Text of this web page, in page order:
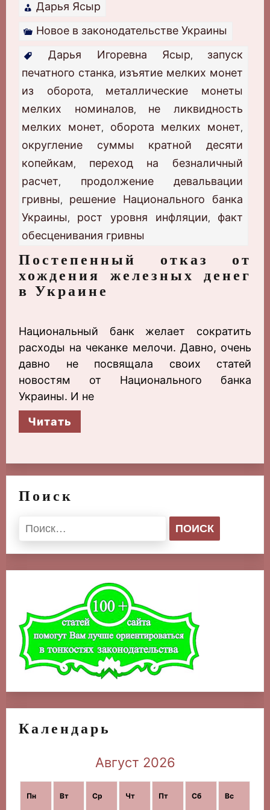
Дарья Ясыр
Новое в законодательстве Украины
Дарья Игоревна Ясыр, запуск
печатного станка, изъятие мелких монет
из оборота, металлические монеты
мелких номиналов, не ликвидность
мелких монет, оборота мелких монет,
округление суммы кратной десяти
копейкам, переход на безналичный
расчет, продолжение девальвации
гривны, решение Национального банка
Украины, рост уровня инфляции, факт
обесценивания гривны
Постепенный отказ от
хождения железных денег
в Украине
Национальный банк желает сократить
расходы на чеканке мелочи. Давно, очень
давно не посвящала своих статей
новостям от Национального банка
Украины. И не
Читать
Поиск
Найти:
Календарь
Август 2026
Пн Вт Ср Чт Пт Сб Вс